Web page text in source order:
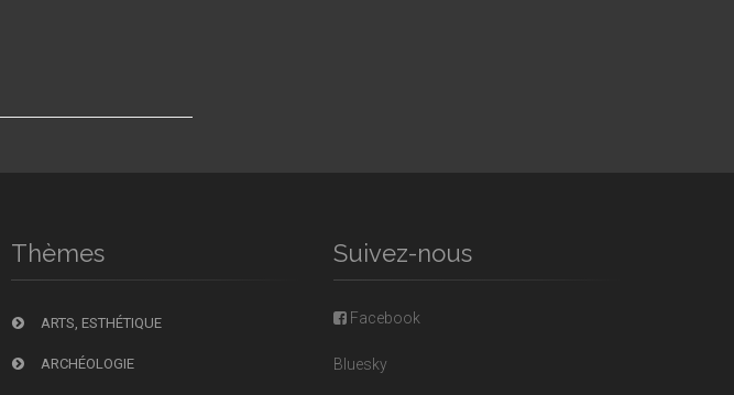
Thèmes
ARTS, ESTHÉTIQUE
ARCHÉOLOGIE
Suivez-nous
Facebook
Bluesky